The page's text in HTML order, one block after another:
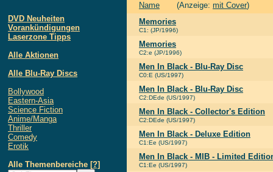
DVD Neuheiten
Vorankündigungen
Laserzone Tipps
Alle Aktionen
Alle Blu-Ray Discs
Bollywood
Eastern-Asia
Science Fiction
Anime/Manga
Thriller
Comedy
Erotik
Alle Themenbereiche [?]
Name (Anzeige: mit Cover)
Memories
C1: (JP/1996)
Memories
C2:e (JP/1996)
Men In Black - Blu-Ray Disc
C0:E (US/1997)
Men In Black - Blu-Ray Disc
C2:DEde (US/1997)
Men In Black - Collector's Edition
C2:DEde (US/1997)
Men In Black - Deluxe Edition
C1:Ee (US/1997)
Men In Black - MIB - Limited
C1:Ee (US/1997)